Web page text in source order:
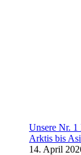
Unsere Nr. 1
Arktis bis
14. April